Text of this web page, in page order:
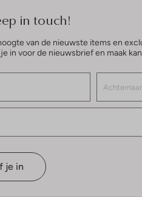
in touch!
van de nieuwste items en
in voor de nieuwsbrief en maak
je in